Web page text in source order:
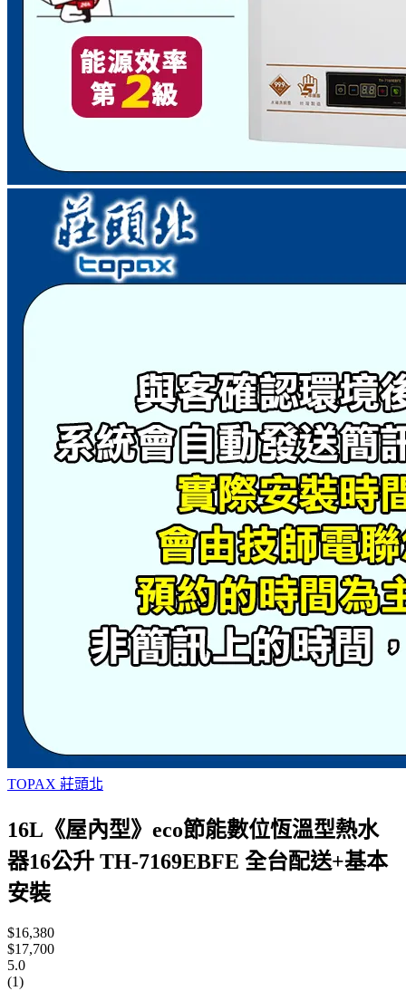
TOPAX 莊頭北
16L《屋內型》eco節能數位恆溫型熱水
器16公升 TH-7169EBFE 全台配送+基本
安裝
$16,380
$17,700
5.0
(1)